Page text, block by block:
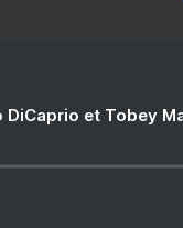
DiCaprio et Tobey